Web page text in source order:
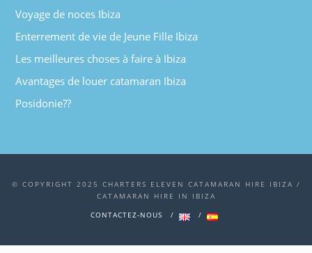
Voyage de noces Ibiza
Enterrement de vie de Jeune Fille Ibiza
Les meilleures choses à faire à Ibiza
Avantages de louer catamaran Ibiza
Posidonie??
© COPYRIGHT 2025 CHARTERS ELEVEN CATAMARAN HIRE IBIZA /
CATAMARAN HIRE IN IBIZA
CONTACTEZ-NOUS